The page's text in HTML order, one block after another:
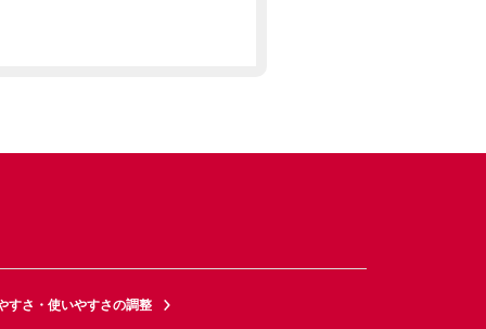
すさ・使いやすさの調整